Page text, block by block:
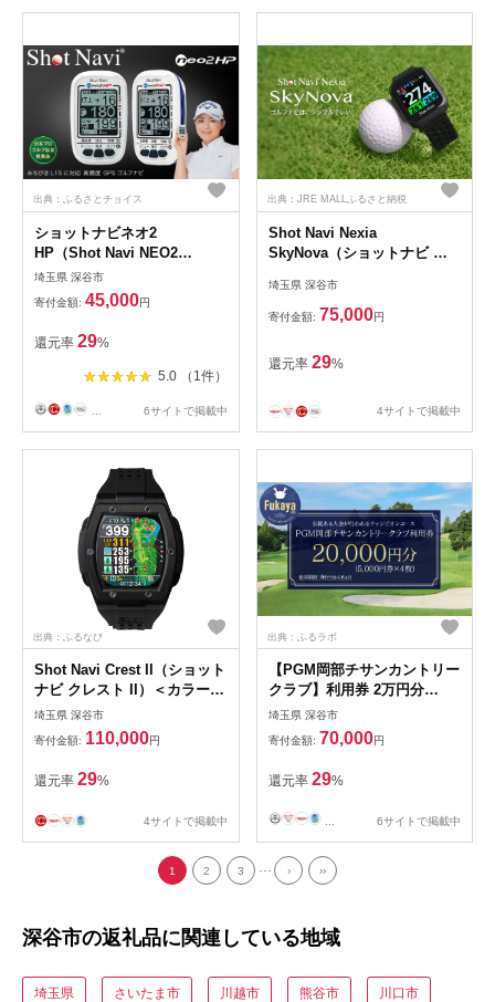
出典：ふるさとチョイス
ショットナビネオ2
HP（Shot Navi NEO2
HP） 【11218-0069】
埼玉県 深谷市
寄付金額: 45,000円
還元率 29%
5.0 （1件）
... 6サイトで掲載中
出典：JRE MALLふるさと納税
Shot Navi Nexia
SkyNova（ショットナビ ネ
ー：ブラック＞ 【11218-
1006】
埼玉県 深谷市
寄付金額: 75,000円
還元率 29%
4サイトで掲載中
出典：ふるなび
Shot Navi Crest II（ショット
ナビ クレスト II）＜カラー：
ブラック（Black）＞
【11218-0678】
埼玉県 深谷市
寄付金額: 110,000円
還元率 29%
4サイトで掲載中
出典：ふるラボ
【PGM岡部チサンカントリー
クラブ】利用券 2万円分
［5,000円券×4枚］ 埼玉県 深
谷市 首都圏 近場 関東地方
【11218-1001】
埼玉県 深谷市
寄付金額: 70,000円
還元率 29%
6サイトで掲載中
1 2 3 › ››
深谷市の返礼品に関連している地域
埼玉県 さいたま市 川越市 熊谷市 川口市